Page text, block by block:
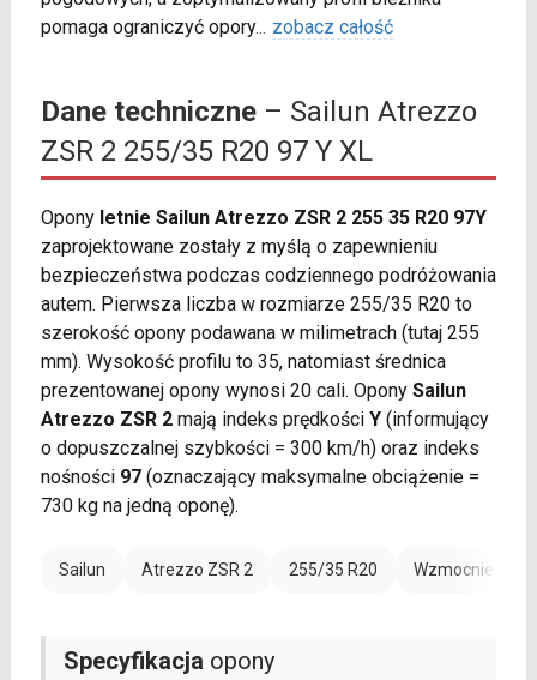
pomaga ograniczyć opory... zobacz całość
Dane techniczne– Sailun Atrezzo
ZSR 2 255/35 R20 97 Y XL
Opony letnie Sailun Atrezzo ZSR 2 255 35 R20 97Y
zaprojektowane zostały z myślą o zapewnieniu
bezpieczeństwa podczas codziennego podróżowania
autem. Pierwsza liczba w rozmiarze 255/35 R20 to
szerokość opony podawana w milimetrach (tutaj 255
mm). Wysokość profilu to 35, natomiast średnica
prezentowanej opony wynosi 20 cali. Opony Sailun
Atrezzo ZSR 2mają indeks prędkości Y(informujący
o dopuszczalnej szybkości = 300 km/h) oraz indeks
nośności 97(oznaczający maksymalne obciążenie =
730 kg na jedną oponę).
Sailun Atrezzo ZSR 2 255/35 R20 Wzmocnienie
Specyfikacja opony